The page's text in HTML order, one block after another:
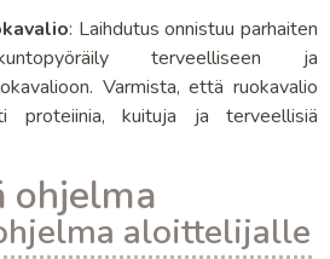
: Laihdutus onnistuu parhaiten
terveelliseen ja
Varmista, että ruokavalio
proteiinia, kuituja ja terveellisiä
ohjelma
aloittelijalle